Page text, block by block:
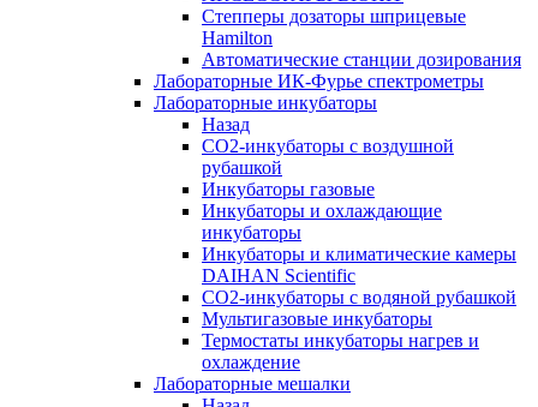
Степперы дозаторы шприцевые
Hamilton
Автоматические станции дозирования
Лабораторные ИК-Фурье спектрометры
Лабораторные инкубаторы
Назад
СО2-инкубаторы с воздушной
рубашкой
Инкубаторы газовые
Инкубаторы и охлаждающие
инкубаторы
Инкубаторы и климатические камеры
DAIHAN Scientific
CO2-инкубаторы с водяной рубашкой
Мультигазовые инкубаторы
Термостаты инкубаторы нагрев и
охлаждение
Лабораторные мешалки